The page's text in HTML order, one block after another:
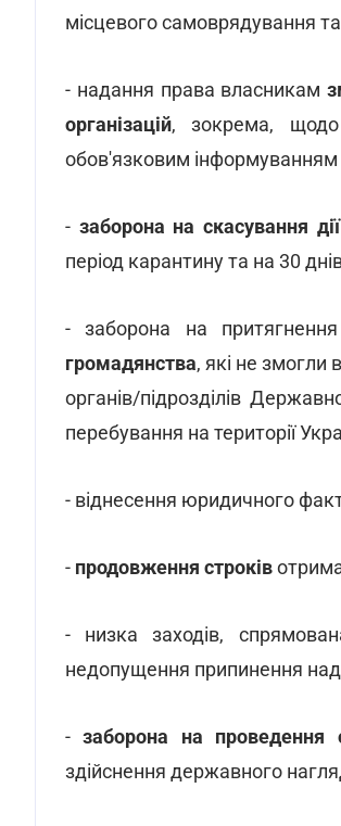
місцевого самоврядування
- надання права власникам
організацій, зокрема, щодо
обов'язковим інформуванням
- заборона на скасування
період карантину та на 30
- заборона на
громадянства, які не змогли
органів/підрозділів
перебування на території
- віднесення юридичного
- продовження строків
- низка заходів,
недопущення припинення
-заборона на проведення
здійснення державного